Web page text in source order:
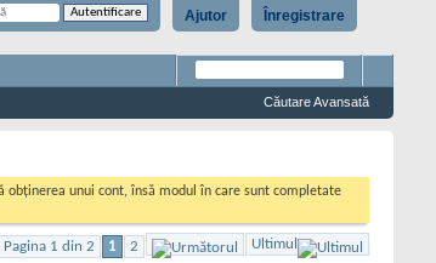
Înregistrare
Ajutor
Căutare Avansată
obținerea unui cont, însă modul în care sunt completate
Pagina 1 din 2 1 2 Ultimul